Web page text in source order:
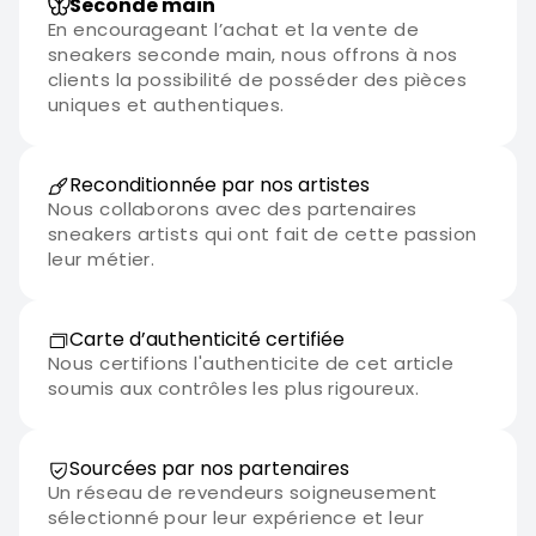
En encourageant l’achat et la vente de
sneakers seconde main, nous offrons à nos
clients la possibilité de posséder des pièces
uniques et authentiques.
Reconditionnée par nos artistes
Nous collaborons avec des partenaires
sneakers artists qui ont fait de cette passion
leur métier.
Carte d’authenticité certifiée
Nous certifions l'authenticite de cet article
soumis aux contrôles les plus rigoureux.
Sourcées par nos partenaires
Un réseau de revendeurs soigneusement
sélectionné pour leur expérience et leur